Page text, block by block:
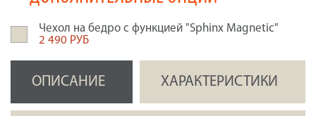
Чехол на бедро с функцией "Sphinx Magnetic"
2 490 РУБ
ОПИСАНИЕ ХАРАКТЕРИСТИКИ